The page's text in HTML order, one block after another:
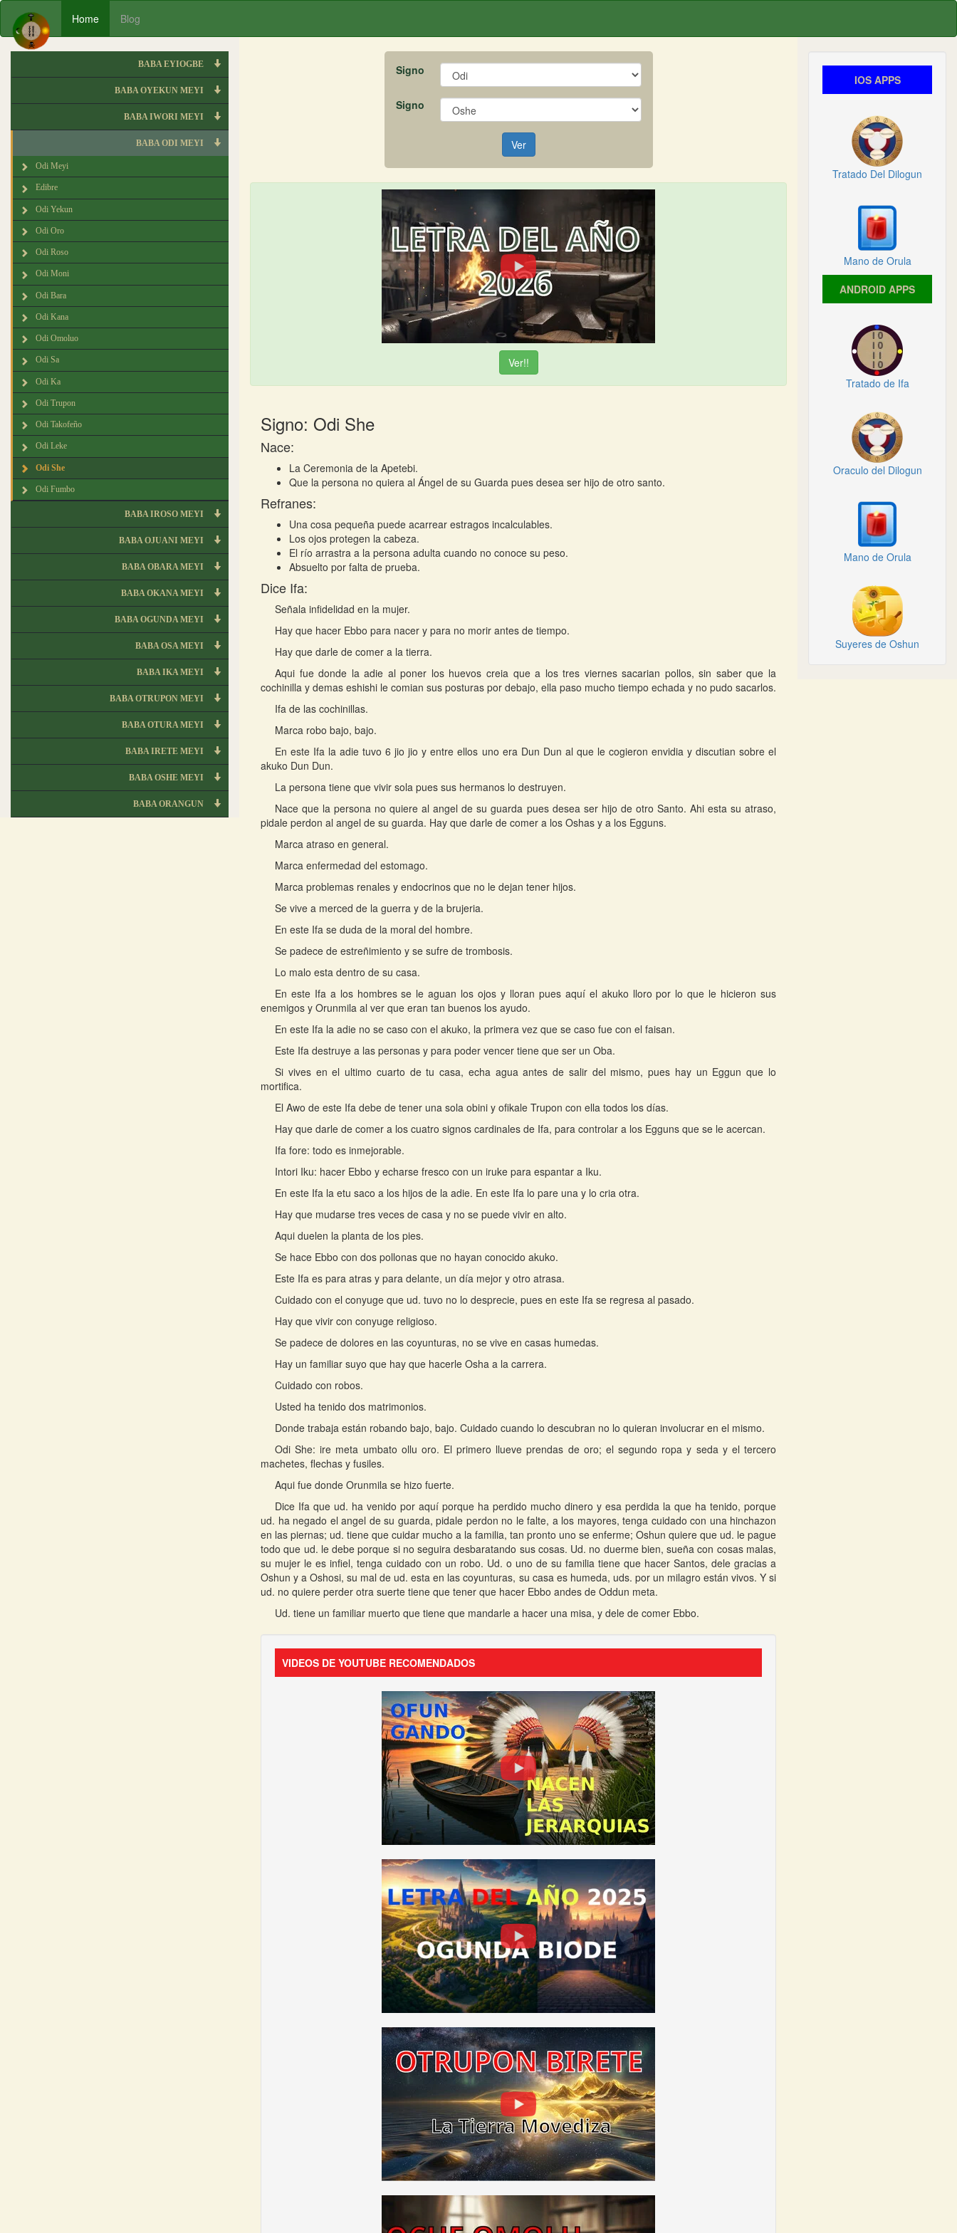
Home Blog
BABA EYIOGBE
BABA OYEKUN MEYI
BABA IWORI MEYI
BABA ODI MEYI
Odi Meyi
Edibre
Odi Yekun
Odi Oro
Odi Roso
Odi Moni
Odi Bara
Odi Kana
Odi Omoluo
Odi Sa
Odi Ka
Odi Trupon
Odi Takofeño
Odi Leke
Odi She
Odi Fumbo
BABA IROSO MEYI
BABA OJUANI MEYI
BABA OBARA MEYI
BABA OKANA MEYI
BABA OGUNDA MEYI
BABA OSA MEYI
BABA IKA MEYI
BABA OTRUPON MEYI
BABA OTURA MEYI
BABA IRETE MEYI
BABA OSHE MEYI
BABA ORANGUN
Signo
Signo
Ver
Ver!!
Signo: Odi She
Nace:
La Ceremonia de la Apetebi.
Que la persona no quiera al Ángel de su Guarda pues desea ser hijo de otro santo.
Refranes:
Una cosa pequeña puede acarrear estragos incalculables.
Los ojos protegen la cabeza.
El río arrastra a la persona adulta cuando no conoce su peso.
Absuelto por falta de prueba.
Dice Ifa:
Señala infidelidad en la mujer.
Hay que hacer Ebbo para nacer y para no morir antes de tiempo.
Hay que darle de comer a la tierra.
Aqui fue donde la adie al poner los huevos creia que a los tres viernes sacarian pollos, sin saber que la
cochinilla y demas eshishi le comian sus posturas por debajo, ella paso mucho tiempo echada y no pudo sacarlos.
Ifa de las cochinillas.
Marca robo bajo, bajo.
En este Ifa la adie tuvo 6 jio jio y entre ellos uno era Dun Dun al que le cogieron envidia y discutian sobre el
akuko Dun Dun.
La persona tiene que vivir sola pues sus hermanos lo destruyen.
Nace que la persona no quiere al angel de su guarda pues desea ser hijo de otro Santo. Ahi esta su atraso,
pidale perdon al angel de su guarda. Hay que darle de comer a los Oshas y a los Egguns.
Marca atraso en general.
Marca enfermedad del estomago.
Marca problemas renales y endocrinos que no le dejan tener hijos.
Se vive a merced de la guerra y de la brujeria.
En este Ifa se duda de la moral del hombre.
Se padece de estreñimiento y se sufre de trombosis.
Lo malo esta dentro de su casa.
En este Ifa a los hombres se le aguan los ojos y lloran pues aquí el akuko lloro por lo que le hicieron sus
enemigos y Orunmila al ver que eran tan buenos los ayudo.
En este Ifa la adie no se caso con el akuko, la primera vez que se caso fue con el faisan.
Este Ifa destruye a las personas y para poder vencer tiene que ser un Oba.
Si vives en el ultimo cuarto de tu casa, echa agua antes de salir del mismo, pues hay un Eggun que lo
mortifica.
El Awo de este Ifa debe de tener una sola obini y ofikale Trupon con ella todos los días.
Hay que darle de comer a los cuatro signos cardinales de Ifa, para controlar a los Egguns que se le acercan.
Ifa fore: todo es inmejorable.
Intori Iku: hacer Ebbo y echarse fresco con un iruke para espantar a Iku.
En este Ifa la etu saco a los hijos de la adie. En este Ifa lo pare una y lo cria otra.
Hay que mudarse tres veces de casa y no se puede vivir en alto.
Aqui duelen la planta de los pies.
Se hace Ebbo con dos pollonas que no hayan conocido akuko.
Este Ifa es para atras y para delante, un día mejor y otro atrasa.
Cuidado con el conyuge que ud. tuvo no lo desprecie, pues en este Ifa se regresa al pasado.
Hay que vivir con conyuge religioso.
Se padece de dolores en las coyunturas, no se vive en casas humedas.
Hay un familiar suyo que hay que hacerle Osha a la carrera.
Cuidado con robos.
Usted ha tenido dos matrimonios.
Donde trabaja están robando bajo, bajo. Cuidado cuando lo descubran no lo quieran involucrar en el mismo.
Odi She: ire meta umbato ollu oro. El primero llueve prendas de oro; el segundo ropa y seda y el tercero
machetes, flechas y fusiles.
Aqui fue donde Orunmila se hizo fuerte.
Dice Ifa que ud. ha venido por aquí porque ha perdido mucho dinero y esa perdida la que ha tenido, porque
ud. ha negado el angel de su guarda, pidale perdon no le falte, a los mayores, tenga cuidado con una hinchazon
en las piernas; ud. tiene que cuidar mucho a la familia, tan pronto uno se enferme; Oshun quiere que ud. le pague
todo que ud. le debe porque si no seguira desbaratando sus cosas. Ud. no duerme bien, sueña con cosas malas,
su mujer le es infiel, tenga cuidado con un robo. Ud. o uno de su familia tiene que hacer Santos, dele gracias a
Oshun y a Oshosi, su mal de ud. esta en las coyunturas, su casa es humeda, uds. por un milagro están vivos. Y si
ud. no quiere perder otra suerte tiene que tener que hacer Ebbo andes de Oddun meta.
Ud. tiene un familiar muerto que tiene que mandarle a hacer una misa, y dele de comer Ebbo.
VIDEOS DE YOUTUBE RECOMENDADOS
IOS APPS
Tratado Del Dilogun
Mano de Orula
ANDROID APPS
Tratado de Ifa
Oraculo del Dilogun
Mano de Orula
Suyeres de Oshun